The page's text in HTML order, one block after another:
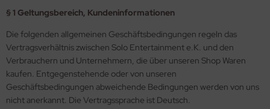
§ 1 Geltungsbereich, Kundeninformationen
Die folgenden allgemeinen Geschäftsbedingungen regeln das
Vertragsverhältnis zwischen Solo Entertainment e.K. und den
Verbrauchern und Unternehmern, die über unseren Shop Waren
kaufen. Entgegenstehende oder von unseren
Geschäftsbedingungen abweichende Bedingungen werden von uns
nicht anerkannt. Die Vertragssprache ist Deutsch.